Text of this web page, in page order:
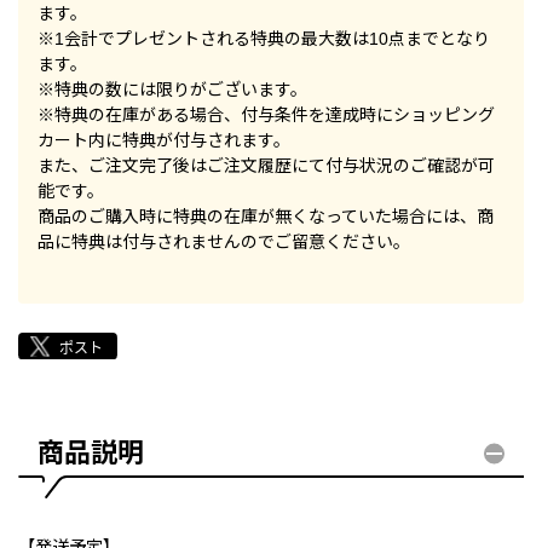
ます。
※1会計でプレゼントされる特典の最大数は10点までとなり
ます。
※特典の数には限りがございます。
※特典の在庫がある場合、付与条件を達成時にショッピング
カート内に特典が付与されます。
また、ご注文完了後はご注文履歴にて付与状況のご確認が可
能です。
商品のご購入時に特典の在庫が無くなっていた場合には、商
品に特典は付与されませんのでご留意ください。
商品説明